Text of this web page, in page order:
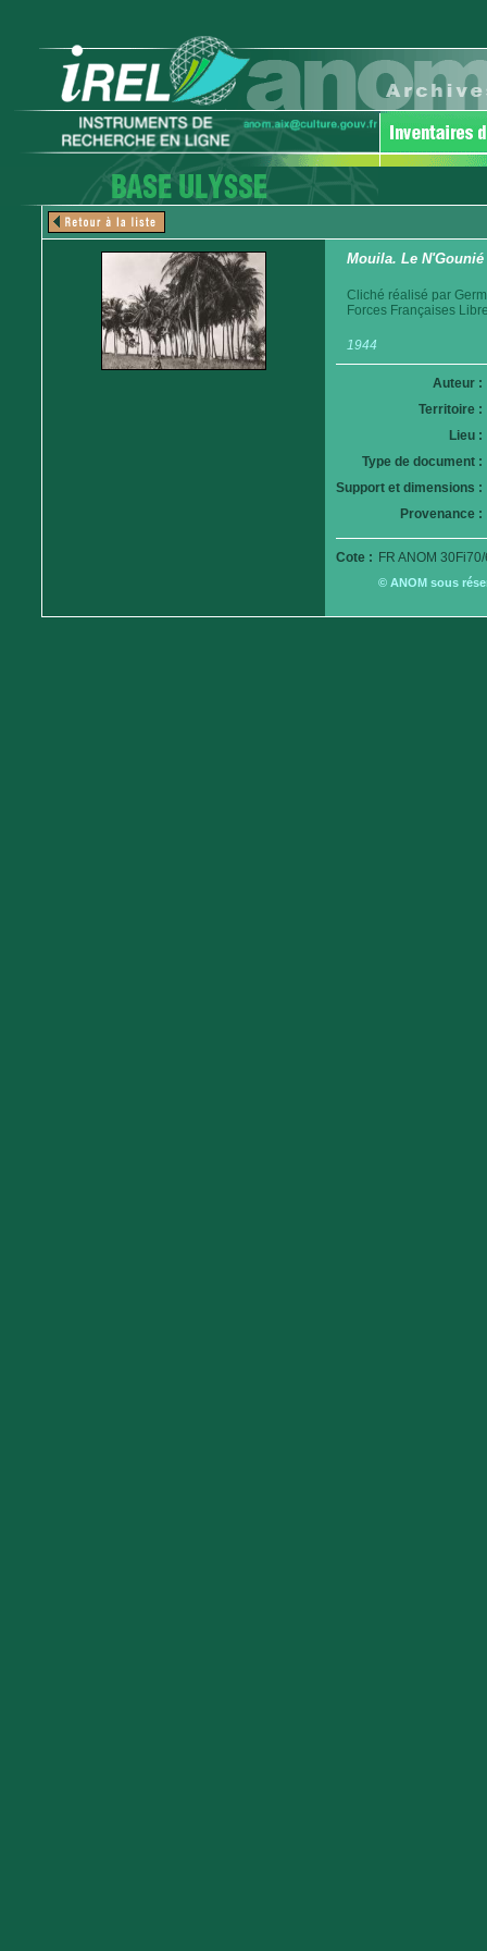
Mouila. Le N'Gounié
Cliché réalisé par
Forces Françaises
1944
Auteur :
Territoire :
Lieu :
Type de document :
Support et dimensions :
Provenance :
Cote : FR ANOM
© ANOM sous